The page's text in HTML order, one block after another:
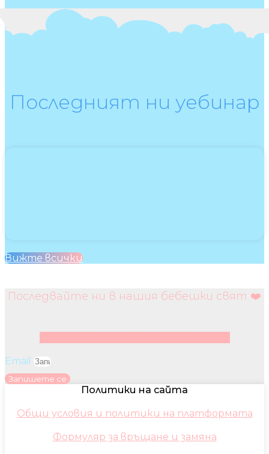
Последният ни уебинар
Вижте всички
Последвайте ни в нашия бебешки свят ❤️
Email
Запишете се
Политики на сайта
Общи условия и политики на платформата
Формуляр за връщане и замяна